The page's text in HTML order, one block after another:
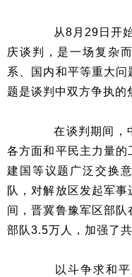
从8月29日开始
庆谈判，是一场复杂
系、国内和平等重大
题是谈判中双方争执的
在谈判期间，中
各方面和平民主力量
建国等议题广泛交换
队，对解放区发起军
间，晋冀鲁豫军区部
部队3.5万人，加强了
以斗争求和平